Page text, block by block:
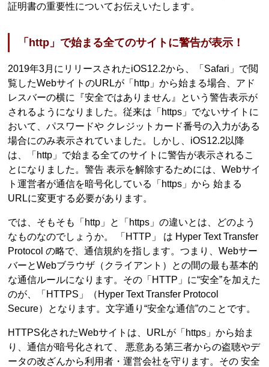
証明書の重要性についてお伝えいたします。
「http」で始まる全てのサイトに警告が表示！
2019年3月にリリースされたiOS12.2から、「Safari」で閲
覧したWebサイトのURLが「http」から始まる場合、アド
レスバーの横に『安全ではありません』という警告表示が
されるようになりました。従来は「https」でないサイトに
おいて、パスワードや クレジットカード番号の入力がある
場合にのみ表示されていました。しかし、iOS12.2以降
は、「http」で始まる全てのサイトに警告が表示されるこ
とになりました。警告 表示を解除するためには、Webサイ
ト運営者が通信を暗号化している「https」から 始まる
URLに変更する必要があります。
では、そもそも「http」と「https」の違いとは、どのよう
なものなのでしょうか。 「HTTP」 は Hyper Text Transfer
Protocol の略で、通信規約を指します。つまり、Webサー
バーとWebブラウザ（クライアント）との間の最も基本的
な通信ルールになります。その「HTTP」に“安全”を加えた
のが、「HTTPS」（Hyper Text Transfer Protocol
Secure）となります。文字通り“安全な通信”のことです。
HTTPS化されたWebサイトは、URLが「https」から始ま
り、通信が暗号化されて、 悪意ある第三者からの盗聴やデ
ータの改ざんから利用者・運営会社を守ります。その 安全